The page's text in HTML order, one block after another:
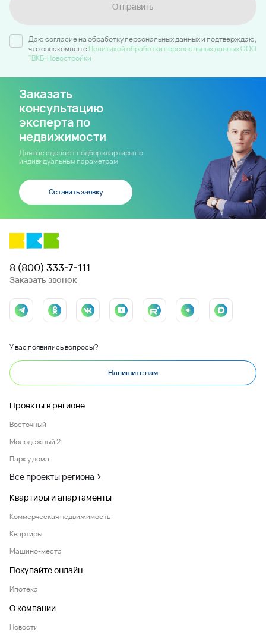
Отправить
Даю согласие на обработку персональных данных и подтверждаю,
что ознакомлен c Политикой обработки персональных данных ООО
"ВКБ-Новостройки
Заказать
консультацию
эксперта по
недвижимости
Для вас сделают подбор квартиры по
индивидуальным параметрам
Оставить заявку
8 (800) 333-7-111
Заказать звонок
У вас появились вопросы?
Напишите нам
Проекты в регионе
Восточный
Молодежный 2
Парк у дома
Все проекты региона
Квартиры и апартаменты
Коммерческая недвижимость
Квартиры
Машино-места
Покупайте онлайн
Ипотека
О компании
Новости